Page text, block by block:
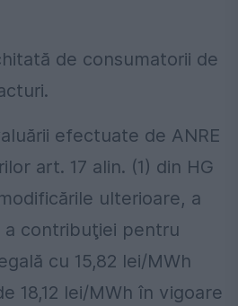
de consumatorii de
efectuate de ANRE
art. 17 alin. (1) din HG
ulterioare, a
contribuţiei pentru
cu 15,82 lei/MWh
18,12 lei/MWh în vigoare